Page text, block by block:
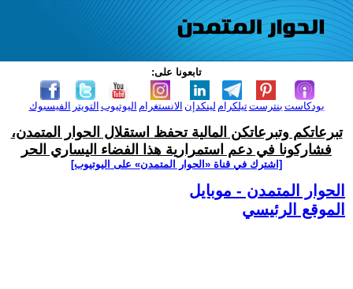
تابعونا على:
الفيسبوك التويتر اليوتيوب الانستغرام لينكدإن تيلكرامبنترست بودكاست
تبرعاتكم وتبرعاتكن المالية تحفظ استقلال الحوار المتمدن،
فشاركونا في دعم استمرارية هذا الفضاء اليساري الحر
[اشترك في قناة ‫«الحوار المتمدن» على اليوتيوب]
الحوار المتمدن - موبايل
الموقع الرئيسي